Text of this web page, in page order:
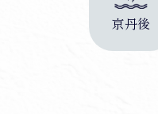
京丹後